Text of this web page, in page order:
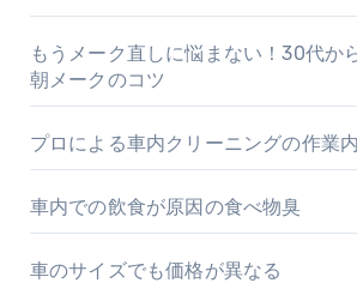
もうメーク直しに悩まない！30代か
朝メークのコツ
プロによる車内クリーニングの作業
車内での飲食が原因の食べ物臭
車のサイズでも価格が異なる